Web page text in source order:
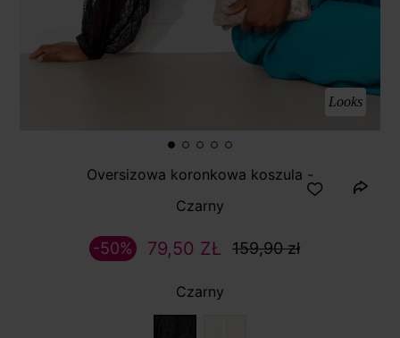
Looks
Oversizowa koronkowa koszula -
Czarny
79,50 ZŁ 159,90 zł
-50%
Czarny